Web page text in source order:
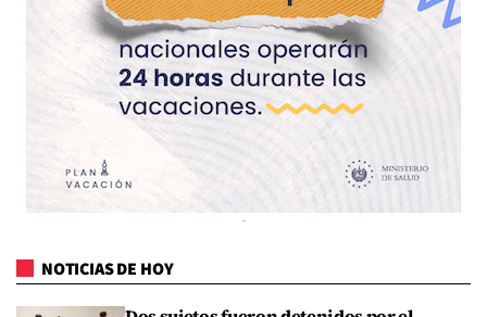
NOTICIAS DE HOY